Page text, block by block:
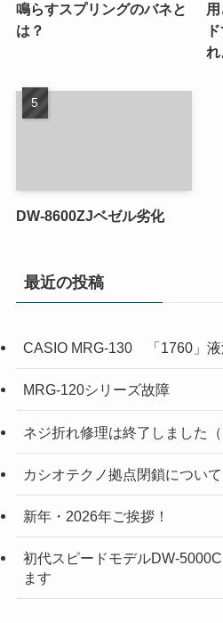
鳴らすスプリングのバネと
は？
れ
DW-8600ZJベゼル劣化
最近の投稿
CASIO MRG-130 「1760」液
MRG-120シリーズ故障
ネジ折れ修理は終了しました
カシオテクノ拠点閉鎖について
新年・2026年ご挨拶！
初代スピードモデルDW-
ます